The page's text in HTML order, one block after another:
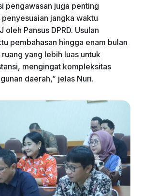
pengawasan juga penting
jangka waktu
oleh Pansus DPRD. Usulan
pembahasan hingga enam bulan
yang lebih luas untuk
mengingat kompleksitas
daerah,” jelas Nuri.